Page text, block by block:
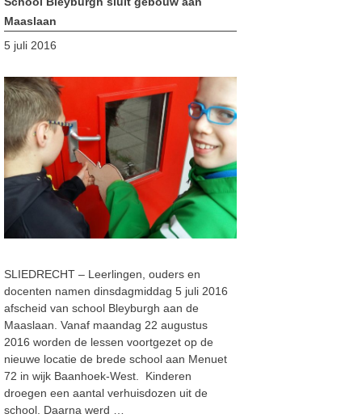
Maaslaan
5 juli 2016
SLIEDRECHT – Leerlingen, ouders en
docenten namen dinsdagmiddag 5 juli 2016
afscheid van school Bleyburgh aan de
Maaslaan. Vanaf maandag 22 augustus
2016 worden de lessen voortgezet op de
nieuwe locatie de brede school aan Menuet
72 in wijk Baanhoek-West. Kinderen
droegen een aantal verhuisdozen uit de
school. Daarna werd …